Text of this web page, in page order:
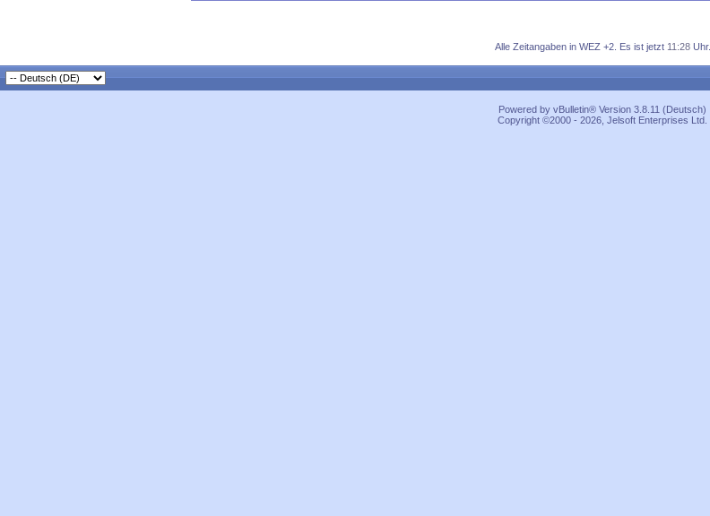
Alle Zeitangaben in WEZ +2. Es ist jetzt 11:28Uhr.
Powered by vBulletin® Version 3.8.11 (Deutsch)
Copyright ©2000 - 2026, Jelsoft Enterprises Ltd.